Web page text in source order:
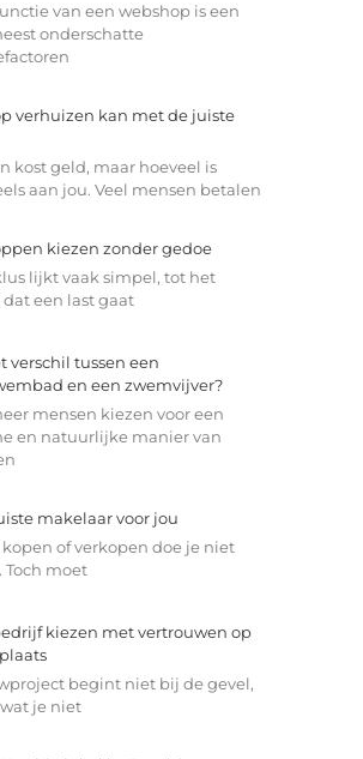
van een webshop is een
onderschatte
verhuizen kan met de juiste
kost geld, maar hoeveel is
aan jou. Veel mensen betalen
kiezen zonder gedoe
lijkt vaak simpel, tot het
een last gaat
verschil tussen een
en een zwemvijver?
mensen kiezen voor een
en natuurlijke manier van
makelaar voor jou
kopen of verkopen doe je niet
Toch moet
kiezen met vertrouwen op
begint niet bij de gevel,
je niet